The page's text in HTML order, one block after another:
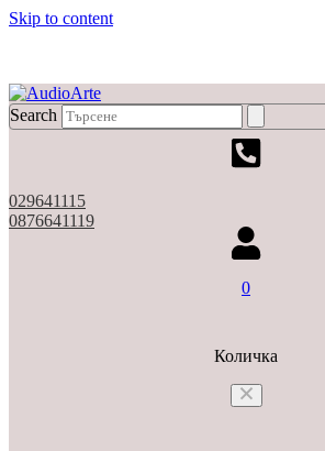
Skip to content
Search
029641115
0876641119
0
Количка